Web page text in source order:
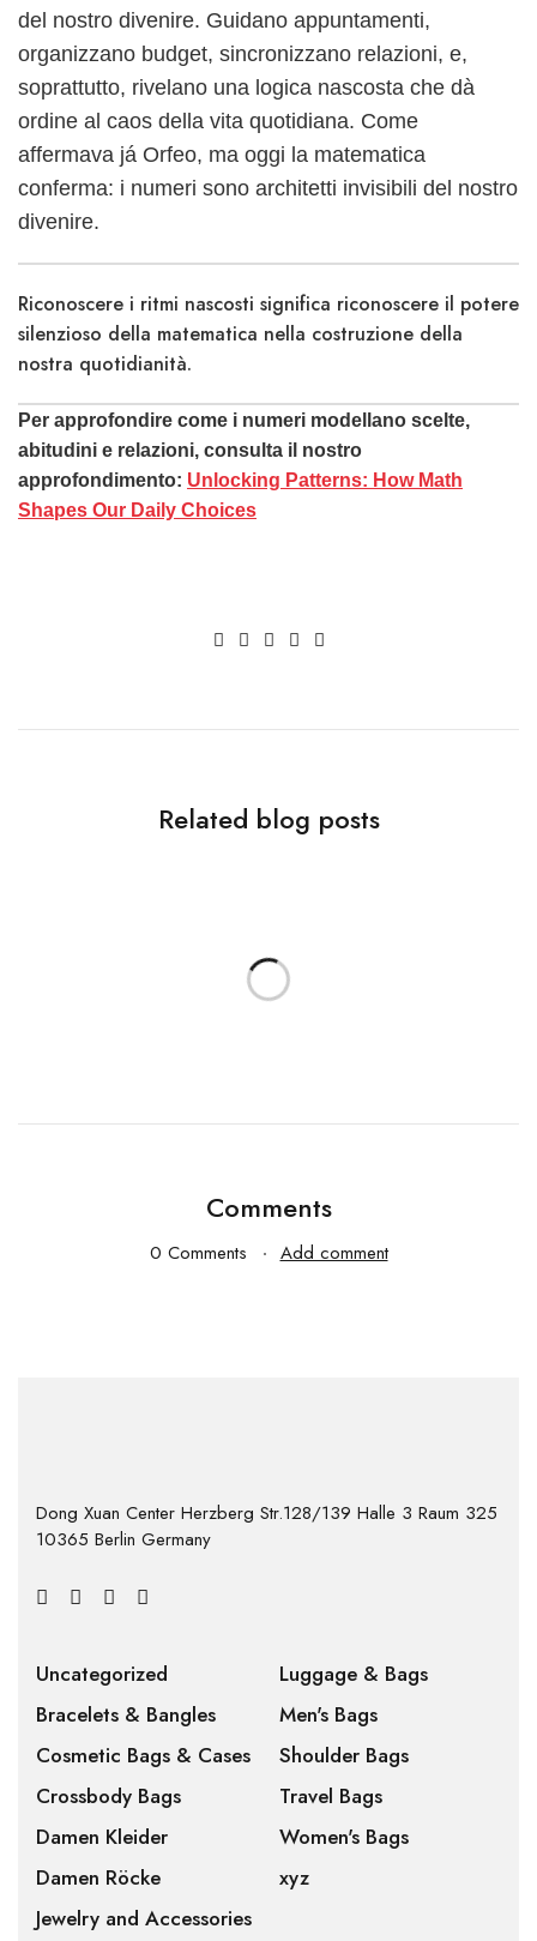
del nostro divenire. Guidano appuntamenti,
organizzano budget, sincronizzano relazioni, e,
soprattutto, rivelano una logica nascosta che dà
ordine al caos della vita quotidiana. Come
affermava já Orfeo, ma oggi la matematica
conferma: i numeri sono architetti invisibili del nostro
divenire.
Riconoscere i ritmi nascosti significa riconoscere il potere
silenzioso della matematica nella costruzione della
nostra quotidianità.
Per approfondire come i numeri modellano scelte,
abitudini e relazioni, consulta il nostro
approfondimento: Unlocking Patterns: How Math
Shapes Our Daily Choices
Related blog posts
Comments
0 Comments Add comment
Dong Xuan Center Herzberg Str.128/139 Halle 3 Raum 325
10365 Berlin Germany
Uncategorized
Bracelets & Bangles
Cosmetic Bags & Cases
Crossbody Bags
Damen Kleider
Damen Röcke
Jewelry and Accessories
Luggage & Bags
Men's Bags
Shoulder Bags
Travel Bags
Women's Bags
xyz